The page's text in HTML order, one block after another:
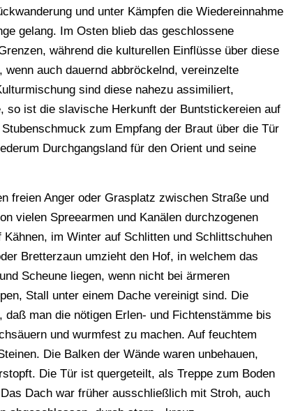
und unter Kämpfen die Wiedereinnahme
gelang. Im Osten blieb das geschlossene
während die kulturellen Einflüsse über diese
auch dauernd abbröckelnd, vereinzelte
sind diese nahezu assimiliert,
so ist die slavische Herkunft der Buntstickereien auf
zum Empfang der Braut über die Tür
Durchgangsland für den Orient und seine
freien Anger oder Grasplatz zwischen Straße und
vielen Spreearmen und Kanälen durchzogenen
im Winter auf Schlitten und Schlittschuhen
Bretterzaun umzieht den Hof, in welchem das
Scheune liegen, wenn nicht bei ärmeren
Stall unter einem Dache vereinigt sind. Die
man die nötigen Erlen- und Fichtenstämme bis
und wurmfest zu machen. Auf feuchtem
Die Balken der Wände waren unbehauen,
Die Tür ist quergeteilt, als Treppe zum Boden
Dach war früher ausschließlich mit Stroh, auch